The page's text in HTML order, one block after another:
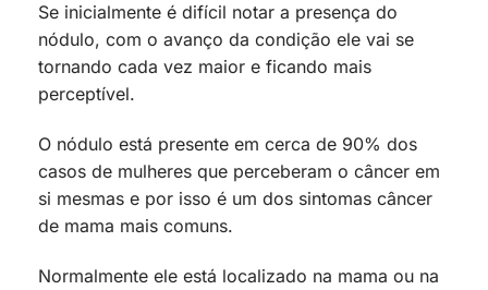
Se inicialmente é difícil notar a presença do
nódulo, com o avanço da condição ele vai se
tornando cada vez maior e ficando mais
perceptível.
O nódulo está presente em cerca de 90% dos
casos de mulheres que perceberam o câncer em
si mesmas e por isso é um dos sintomas câncer
de mama mais comuns.
Normalmente ele está localizado na mama ou na